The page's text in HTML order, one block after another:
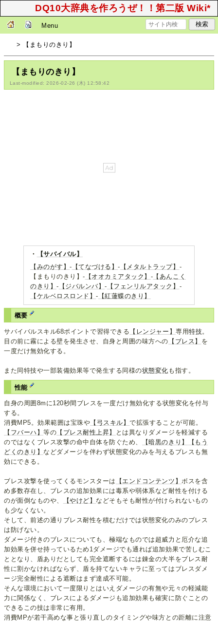
DQ10大辞典を作ろうぜ！！第二版 Wiki*
Menu
> 【まもりのきり】
【まもりのきり】
Last-modified: 2026-02-26 (木) 12:58:42
・
【サバイバル】
【みのがす】- 【てなづける】- 【メタルトラップ】 -
【まもりのきり】- 【オオカミアタック】 - 【あんこく
のきり】- 【ジバルンバ】- 【フェンリルアタック】 -
【ケルベロスロンド】- 【紅蓮蝶のきり】
概要
サバイバルスキル68ポイントで習得できる 【レンジャー】専用特技。
目の前に霧による壁を発生させ、自身と周囲の味方への 【ブレス】 を
一度だけ無効化する。
また同特技や一部装備効果等で発生する同様の状態変化 も指す。
性能
自身の周囲8mに120秒間ブレスを一度だけ無効化する状態変化を付与
する。
消費MP5。効果範囲は宝珠や 【弓スキル】で拡張することが可能。
【フバーハ】等の 【ブレス耐性上昇】
とは異なりダメージを軽減する
のではなくブレス攻撃の命中自体を防ぐため、
【暗黒のきり】
【もう
どくのきり】 などダメージを伴わず状態変化のみを与えるブレスも無
効にできる。
ブレス攻撃を使ってくるモンスターは 【エンドコンテンツ】ボスを含
め多数存在し、ブレスの追加効果には毒系や弱体系など耐性を付ける
のが面倒なものや、
【やけど】 などそもそも耐性が付けられないもの
も少なくない。
そして、前述の通りブレス耐性を積むだけでは状態変化のみのブレス
は防げない。
ダメージ付きのブレスについても、極端なものでは超威力と厄介な追
加効果を併せ持っているため1ダメージでも通れば追加効果で苦しむこ
ととなり、盾ありだとしても完全遮断するには錬金の大半をブレス耐
性に割かなければならず、盾を持てないキャラに至ってはブレスダメ
ージ完全耐性による遮断はまず達成不可能。
そんな環境において一度限りとはいえダメージの有無や元々の軽減能
力に関係なく、ブレスによるダメージも追加効果も確実に防ぐことの
できるこの技は非常に有用。
消費MPが若干高めな事と張り直しのタイミングや味方との距離に注意